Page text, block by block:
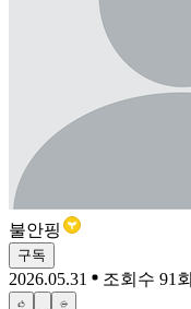
불안핑
구독
2026.05.31 조회수 91회